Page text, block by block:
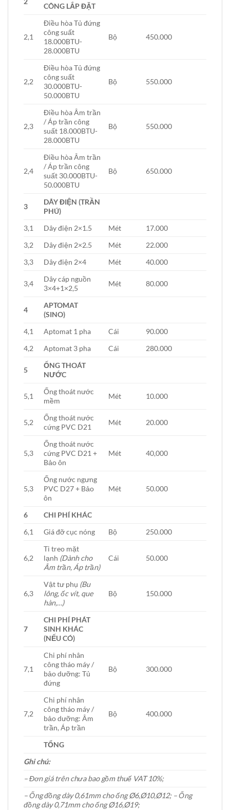
CÔNG LẮP ĐẶT
2,1
Điều hòa Tủ đứng
công suất
18.000BTU-
28.000BTU
Bộ 450.000
2,2
Điều hòa Tủ đứng
công suất
30.000BTU-
50.000BTU
Bộ 550.000
2,3
Điều hòa Âm trần
/ Áp trần công
suất 18.000BTU-
28.000BTU
Bộ 550.000
2,4
Điều hòa Âm trần
/ Áp trần công
suất 30.000BTU-
50.000BTU
Bộ 650.000
3
DÂY ĐIỆN (TRẦN
PHÚ)
3,1
Dây điện 2×1.5 Mét
17.000
3,2
Dây điện 2×2.5 Mét
22.000
3,3
Dây điện 2×4 Mét 40.000
3,4
Dây cáp nguồn
3×4+1×2,5
Mét 80.000
4
APTOMAT
(SINO)
4,1
Aptomat 1 pha Cái
90.000
4,2
Aptomat 3 pha Cái 280.000
5
ỐNG THOÁT
NƯỚC
5,1
Ống thoát nước
mềm
Mét 10.000
5,2
Ống thoát nước
cứng PVC D21
Mét 20.000
5,3
Ống thoát nước
cứng PVC D21 +
Bảo ôn
Mét 40,000
5,3
Ống nước ngưng
PVC D27 + Bảo
ôn
Mét 50.000
6
CHI PHÍ KHÁC
6,1
Giá đỡ cục nóng Bộ 250.000
6,2
Ti treo mặt
lạnh (Dành cho
Âm trần, Áp trần)
Cái 50.000
6,3
Vật tư phụ (Bu
lông, ốc vít, que
hàn,…)
Bộ 150.000
7
CHI PHÍ PHÁT
SINH KHÁC
(NẾU CÓ)
7,1
Chi phí nhân
công tháo máy /
bảo dưỡng: Tủ
đứng
Bộ 300.000
7,2
Chi phí nhân
công tháo máy /
bảo dưỡng: Âm
trần, Áp trần
Bộ 400.000
TỔNG
Ghi chú:
– Đơn giá trên chưa bao gồm thuế VAT 10%;
– Ống đồng dày 0,61mm cho ống Ø6,Ø10,Ø12; – Ống
đồng dày 0,71mm cho ống Ø16,Ø19;